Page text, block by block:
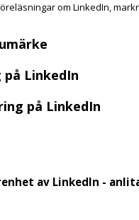
om LinkedIn,
på LinkedIn
på LinkedIn
av LinkedIn -